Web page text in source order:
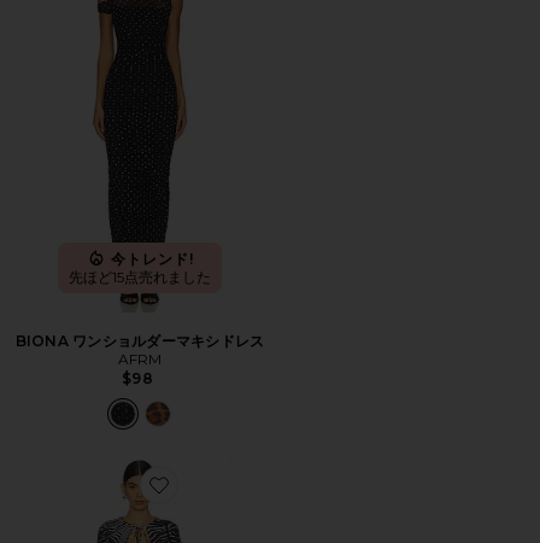
今トレンド!
先ほど15点売れました
BIONA ワンショルダーマキシドレス
AFRM
$98
Favorite KORI ドレス